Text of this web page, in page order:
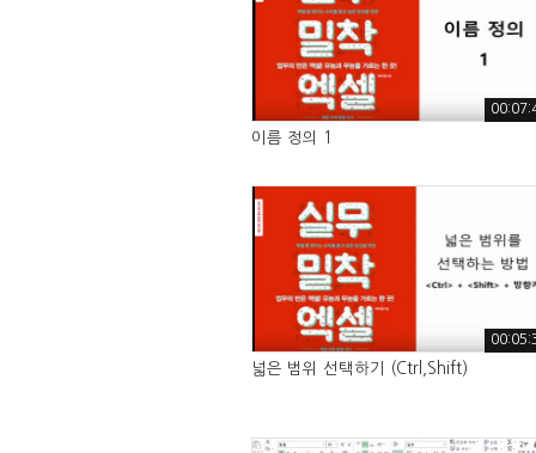
이름 정의 1
넓은 범위 선택하기 (Ctrl,Shift)